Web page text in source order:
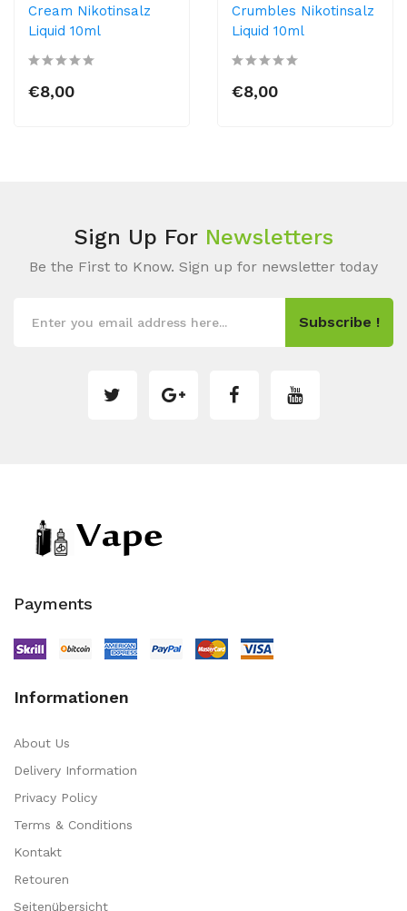
Cream Nikotinsalz
Liquid 10ml
€8,00
Crumbles Nikotinsalz
Liquid 10ml
€8,00
Sign Up For Newsletters
Be the First to Know. Sign up for newsletter today
Subscribe !
Payments
Informationen
About Us
Delivery Information
Privacy Policy
Terms & Conditions
Kontakt
Retouren
Seitenübersicht